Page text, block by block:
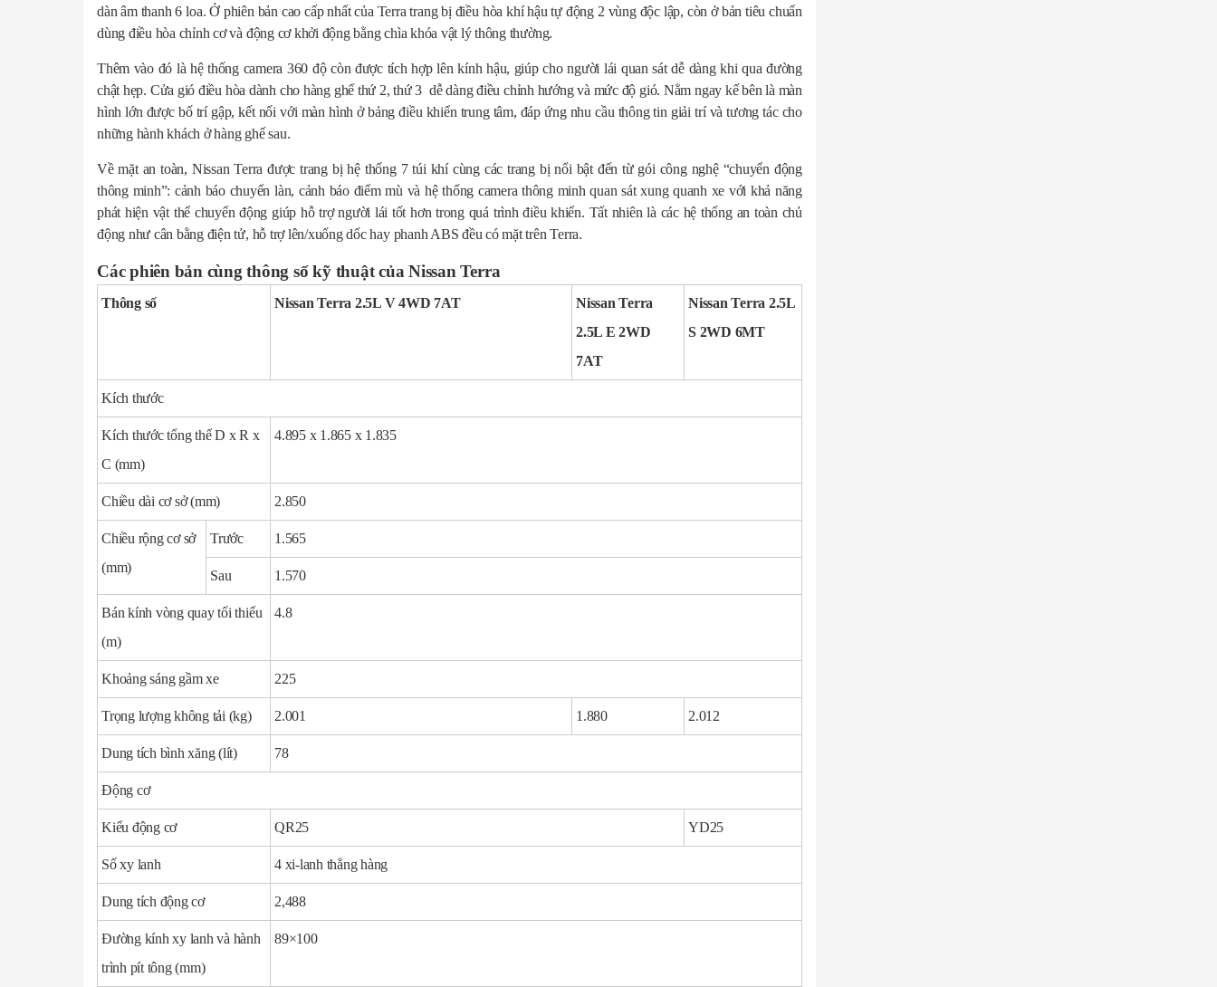
dàn âm thanh 6 loa. Ở phiên bản cao cấp nhất của Terra trang bị điều hòa khí hậu tự động 2 vùng độc lập, còn ở bản tiêu chuẩn
dùng điều hòa chỉnh cơ và động cơ khởi động bằng chìa khóa vật lý thông thường.
Thêm vào đó là hệ thống camera 360 độ còn được tích hợp lên kính hậu, giúp cho người lái quan sát dễ dàng khi qua đường
chật hẹp. Cửa gió điều hòa dành cho hàng ghế thứ 2, thứ 3 dễ dàng điều chỉnh hướng và mức độ gió. Nằm ngay kế bên là màn
hình lớn được bố trí gập, kết nối với màn hình ở bảng điều khiển trung tâm, đáp ứng nhu cầu thông tin giải trí và tương tác cho
những hành khách ở hàng ghế sau.
Về mặt an toàn, Nissan Terra được trang bị hệ thống 7 túi khí cùng các trang bị nổi bật đến từ gói công nghệ “chuyển động
thông minh”: cảnh báo chuyển làn, cảnh báo điểm mù và hệ thống camera thông minh quan sát xung quanh xe với khả năng
phát hiện vật thể chuyển động giúp hỗ trợ người lái tốt hơn trong quá trình điều khiển. Tất nhiên là các hệ thống an toàn chủ
động như cân bằng điện tử, hỗ trợ lên/xuống dốc hay phanh ABS đều có mặt trên Terra.
Các phiên bản cùng thông số kỹ thuật của Nissan Terra
Thông số Nissan Terra 2.5L V 4WD 7AT
Nissan Terra
2.5L E 2WD
7AT
Nissan Terra 2.5L
S 2WD 6MT
Kích thước
Kích thước tổng thể D x R x
C (mm)
4.895 x 1.865 x 1.835
Chiều dài cơ sở (mm) 2.850
Chiều rộng cơ sở
(mm)
Trước 1.565
Sau 1.570
Bán kính vòng quay tối thiểu
(m)
4.8
Khoảng sáng gầm xe 225
Trọng lượng không tải (kg) 2.001 1.880 2.012
Dung tích bình xăng (lít) 78
Động cơ
Kiểu động cơ QR25 YD25
Số xy lanh 4 xi-lanh thẳng hàng
Dung tích động cơ 2,488
Đường kính xy lanh và hành
trình pít tông (mm)
89×100